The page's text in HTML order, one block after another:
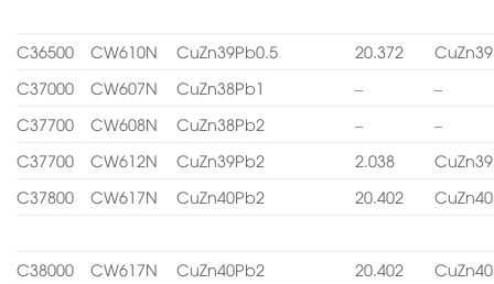
C36500 CW610N CuZn39Pb0.5 20.372
C37000
CW607N CuZn38Pb1 –
–
C37700
CW608N CuZn38Pb2 –
–
C37700
CW612N CuZn39Pb2 2.038
C37800
CW617N CuZn40Pb2 20.402
C38000 CW617N CuZn40Pb2 20.402